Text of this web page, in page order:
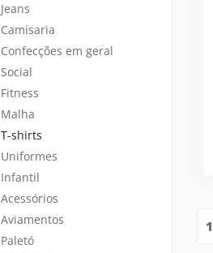
Jeans
Camisaria
Confecções em geral
Social
Fitness
Malha
T-shirts
Uniformes
Infantil
Acessórios
Aviamentos
Paletó
1